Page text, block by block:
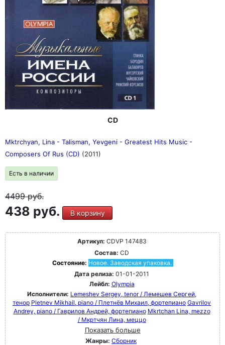
CD
Mktrchyan, Lina - Talisman, Yevgeni - Greatest Hits Music -
Composers Of Rus (CD) (2011)
Есть в наличии
4499руб.
438 руб. В корзину
Артикул: CDVP 147483
Состав: CD
Состояние: Новое. Заводская упаковка.
Дата релиза: 01-01-2011
Лейбл: Olympia
Исполнители: Lemeshev Sergey, tenor / Лемешев Сергей,
тенор Pletnev Mikhail, piano / Плетнёв Михаил, фортепиано Gavrilov
Andrey, piano / Гаврилов Андрей, фортепиано Mkrtchan Lina, mezzo
/ Мкртчян Лина, меццо
Показать больше
Жанры: Сборник